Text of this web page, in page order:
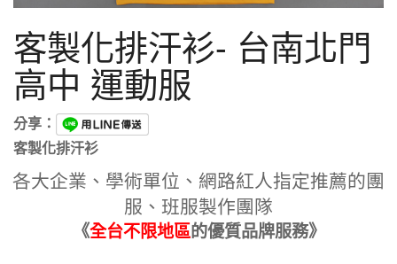
客製化排汗衫- 台南北門
高中 運動服
分享：
客製化排汗衫
各大企業、學術單位、網路紅人指定推薦的團
服、班服製作團隊
《全台不限地區的優質品牌服務》